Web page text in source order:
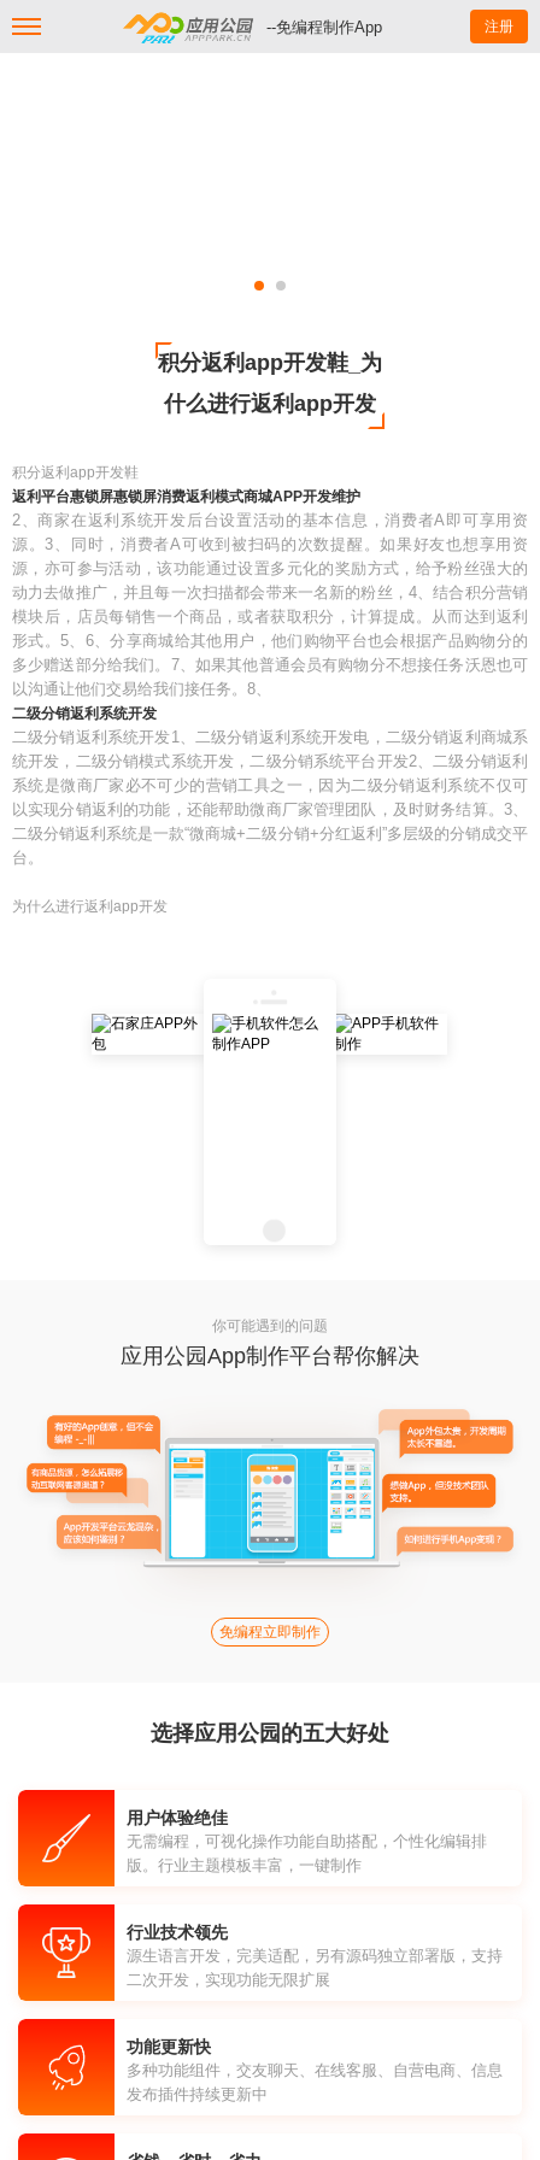
--免编程制作App 注册
积分返利app开发鞋_为
什么进行返利app开发
积分返利app开发鞋
返利平台惠锁屏惠锁屏消费返利模式商城APP开发维护
2、商家在返利系统开发后台设置活动的基本信息，消费者A即可享用资
源。3、同时，消费者A可收到被扫码的次数提醒。如果好友也想享用资
源，亦可参与活动，该功能通过设置多元化的奖励方式，给予粉丝强大的
动力去做推广，并且每一次扫描都会带来一名新的粉丝，4、结合积分营销
模块后，店员每销售一个商品，或者获取积分，计算提成。从而达到返利
形式。5、6、分享商城给其他用户，他们购物平台也会根据产品购物分的
多少赠送部分给我们。7、如果其他普通会员有购物分不想接任务沃恩也可
以沟通让他们交易给我们接任务。8、
二级分销返利系统开发
二级分销返利系统开发1、二级分销返利系统开发电，二级分销返利商城系
统开发，二级分销模式系统开发，二级分销系统平台开发2、二级分销返利
系统是微商厂家必不可少的营销工具之一，因为二级分销返利系统不仅可
以实现分销返利的功能，还能帮助微商厂家管理团队，及时财务结算。3、
二级分销返利系统是一款“微商城+二级分销+分红返利”多层级的分销成交平
台。
为什么进行返利app开发
你可能遇到的问题
应用公园App制作平台帮你解决
免编程立即制作
选择应用公园的五大好处
用户体验绝佳
无需编程，可视化操作功能自助搭配，个性化编辑排
版。行业主题模板丰富，一键制作
行业技术领先
源生语言开发，完美适配，另有源码独立部署版，支持
二次开发，实现功能无限扩展
功能更新快
多种功能组件，交友聊天、在线客服、自营电商、信息
发布插件持续更新中